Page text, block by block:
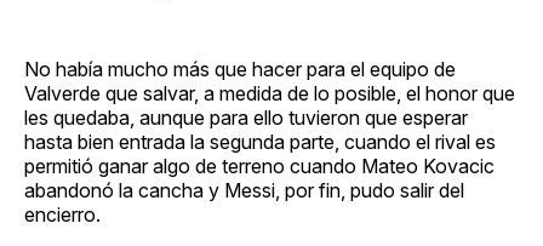
No había mucho más que hacer para el equipo de
Valverde que salvar, a medida de lo posible, el honor que
les quedaba, aunque para ello tuvieron que esperar
hasta bien entrada la segunda parte, cuando el rival es
permitió ganar algo de terreno cuando Mateo Kovacic
abandonó la cancha y Messi, por fin, pudo salir del
encierro.